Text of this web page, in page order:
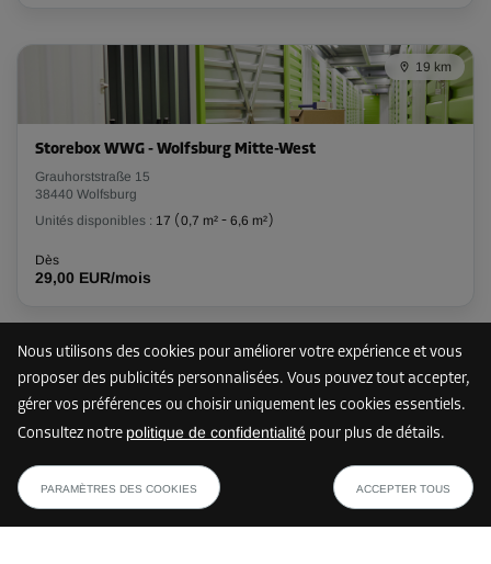
Nous utilisons des cookies pour améliorer votre expérience et vous
proposer des publicités personnalisées. Vous pouvez tout accepter,
gérer vos préférences ou choisir uniquement les cookies essentiels.
Consultez notre politique de confidentialité pour plus de détails.
PARAMÈTRES DES COOKIES ACCEPTER TOUS
79,00 EUR/mois
Surface: 2,1 m²
Volume: 6,3 m³
Long:
72,00 EUR/mois
Compartiment 2
Surface: 1,1 m²
m Haut:
19 km
Storebox WWG - Wolfsburg Mitte-West
Grauhorststraße 15
38440 Wolfsburg
Unités disponibles : 17 (0,7 m² - 6,6 m²)
Dès
29,00 EUR/mois
31134 Hildesheim
42,00 EUR/mois AFFICHER LE PLAN